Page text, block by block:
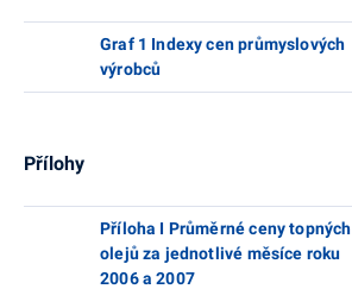
Graf 1 Indexy cen průmyslových
výrobců
Přílohy
Příloha I Průměrné ceny topných
olejů za jednotlivé měsíce roku
2006 a 2007